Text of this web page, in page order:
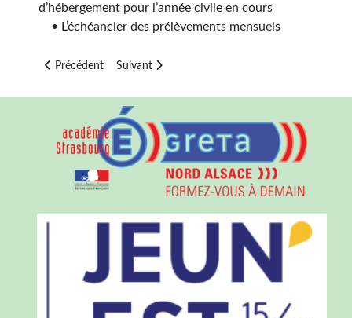
d’hébergement pour l’année civile en cours
• L’échéancier des prélèvements mensuels
Article précédent : REMISE D'ORDRE "COVID"
Précédent Article suivant : ANNEXE 2 : REMISES
Suivant